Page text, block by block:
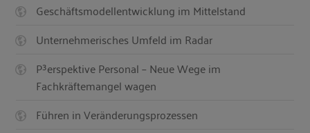
Geschäftsmodellentwicklung im Mittelstand
Unternehmerisches Umfeld im Radar
P³erspektive Personal – Neue Wege im
Fachkräftemangel wagen
Führen in Veränderungsprozessen